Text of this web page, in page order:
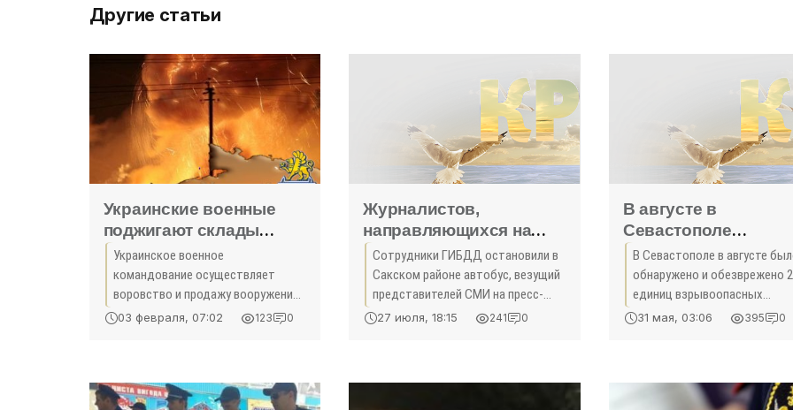
Другие статьи
Украинские военные
поджигают склады
боеприпасов с целью
уничтожения следов
воровства – Иван
Хижняк -
Украинское военное
командование осуществляет
воровство и продажу вооружений
и устраивает поджоги с целью
Хижняк.
03 февраля, 07:02 123 0
Журналистов,
направляющихся на
«Befooz», вновь
остановили -
«Происшествия Крыма»
Сотрудники ГИБДД остановили в
Сакском районе автобус, везущий
представителей СМИ на пресс-
конференцию, посвящённую
27 июля, 18:15 241 0
В августе в
Севастополе
обезвредили 250
боеприпасов -
«Происшествия»
В Севастополе в августе
обнаружено и обезврежено
единиц взрывоопасных
предметов времен войны. Об
31 мая, 03:06 395 0